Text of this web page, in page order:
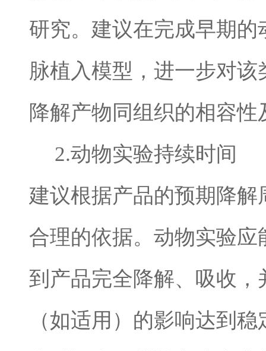
研究。建议在完成早期
脉植入模型，进一步对
降解产物同组织的相容
2.动物实验持续时间
建议根据产品的预期降
合理的依据。动物实验
到产品完全降解、吸收
（如适用）的影响达到